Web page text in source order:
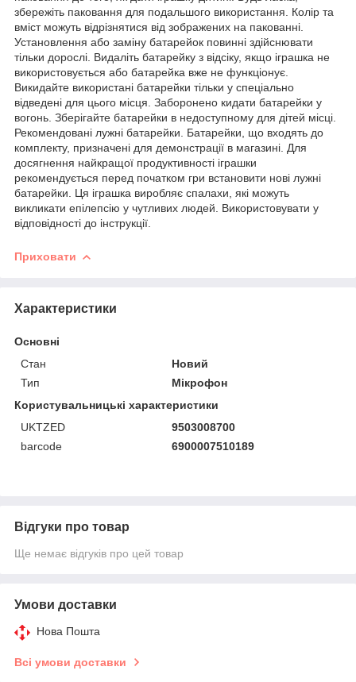
збережіть паковання для подальшого використання. Колір та
вміст можуть відрізнятися від зображених на пакованні.
Установлення або заміну батарейок повинні здійснювати
тільки дорослі. Видаліть батарейку з відсіку, якщо іграшка не
використовується або батарейка вже не функціонує.
Викидайте використані батарейки тільки у спеціально
відведені для цього місця. Заборонено кидати батарейки у
вогонь. Зберігайте батарейки в недоступному для дітей місці.
Рекомендовані лужні батарейки. Батарейки, що входять до
комплекту, призначені для демонстрації в магазині. Для
досягнення найкращої продуктивності іграшки
рекомендується перед початком гри встановити нові лужні
батарейки. Ця іграшка виробляє спалахи, які можуть
викликати епілепсію у чутливих людей. Використовувати у
відповідності до інструкції.
Приховати
Характеристики
Основні
Стан
Новий
Тип
Мікрофон
Користувальницькі характеристики
UKTZED
9503008700
barcode
6900007510189
Відгуки про товар
Ще немає відгуків про цей товар
Умови доставки
Нова Пошта
Всі умови доставки